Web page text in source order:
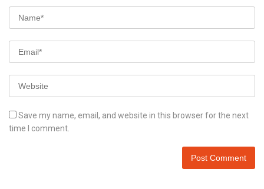
Save my name, email, and website in this browser for the next
time I comment.